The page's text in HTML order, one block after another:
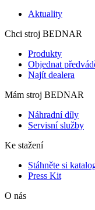
Aktuality
Chci stroj BEDNAR
Produkty
Objednat
Najít dealera
Mám stroj BEDNAR
Náhradní díly
Servisní služby
Ke stažení
Stáhněte si
Press Kit
O nás